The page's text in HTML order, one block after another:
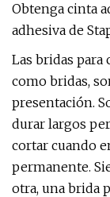
Obtenga cinta
adhesiva de
Las bridas para
como bridas,
presentación.
durar largos
cortar cuando
permanente.
otra, una brida